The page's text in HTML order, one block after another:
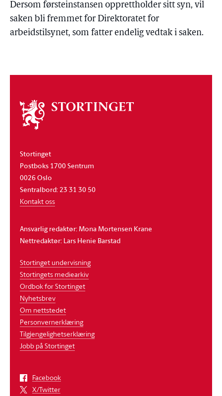
Dersom førsteinstansen opprettholder sitt syn, vil
saken bli fremmet for Direktoratet for
arbeidstilsynet, som fatter endelig vedtak i saken.
Om
stortinget
Stortinget
Postboks 1700 Sentrum
0026 Oslo
Sentralbord: 23 31 30 50
Kontakt oss
Ansvarlig redaktør: Mona Mortensen Krane
Nettredaktør: Lars Henie Barstad
Stortinget undervisning
Stortingets mediearkiv
Ordbok for Stortinget
Nyhetsbrev
Om nettstedet
Personvernerklæring
Tilgjengelighetserklæring
Jobb på Stortinget
Facebook
X/Twitter